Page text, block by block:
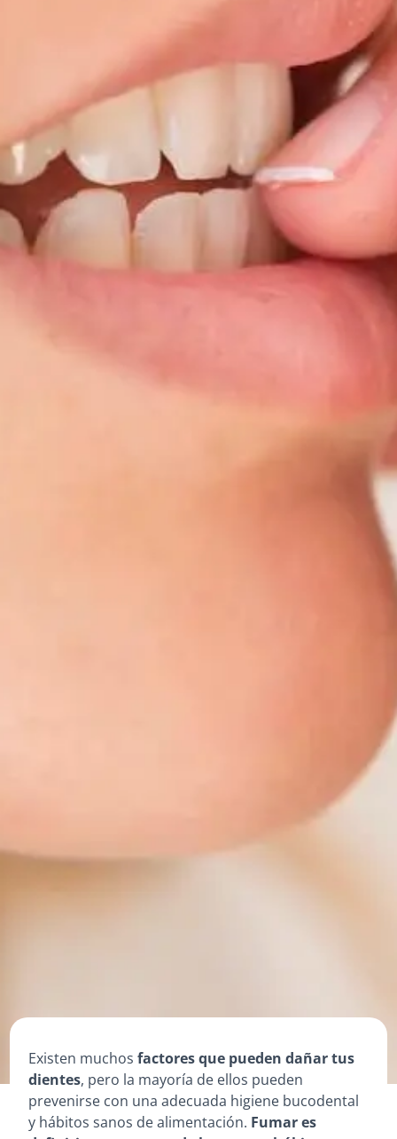
Existen muchosfactores que pueden dañar tus
dientes, pero la mayoría de ellos pueden
prevenirse con una adecuada higiene bucodental
y hábitos sanos de alimentación. Fumar es